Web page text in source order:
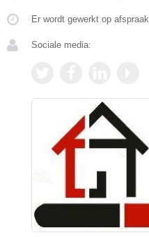
Er wordt gewerkt op afspraak.
Sociale media: